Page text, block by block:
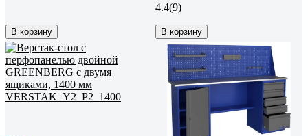
В корзину
4.4(9)
В корзину